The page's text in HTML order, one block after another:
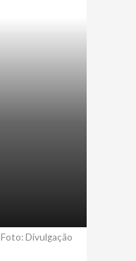
Foto: Divulgação